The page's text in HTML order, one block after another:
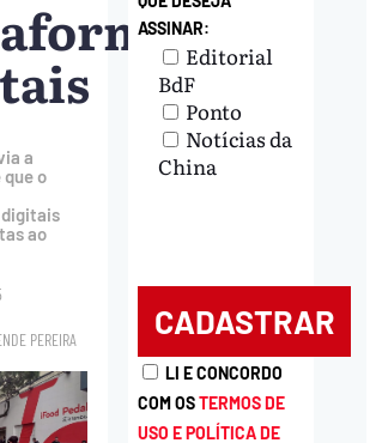
a
que o
ao
PEREIRA
ASSINAR:
Editorial
BdF
Ponto
Notícias da
China
LI E CONCORDO
COM OSTERMOS DE
USO E POLÍTICA DE